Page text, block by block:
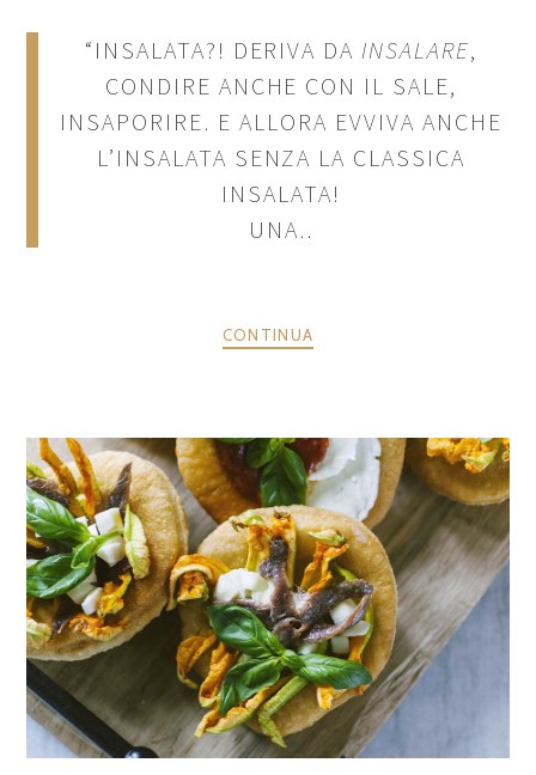
“INSALATA?! DERIVA DA INSALARE,
CONDIRE ANCHE CON IL SALE,
INSAPORIRE. E ALLORA EVVIVA ANCHE
L’INSALATA SENZA LA CLASSICA
INSALATA!
UNA..
CONTINUA